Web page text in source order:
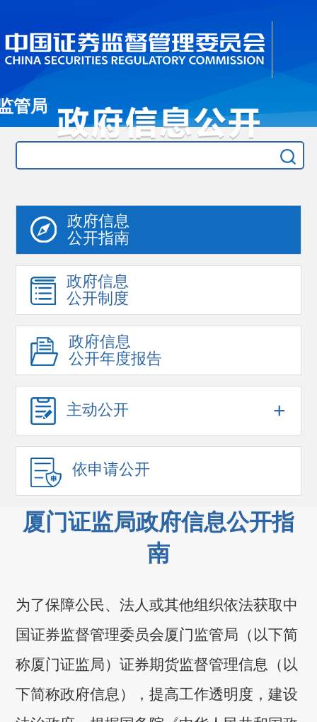
管局
政府信息
公开指南
政府信息
公开制度
政府信息
公开年度报告
主动公开 +
依申请公开
厦门证监局政府信息公开指
南
为了保障公民、法人或其他组织依法获取中
国证券监督管理委员会厦门监管局（以下简
称厦门证监局）证券期货监督管理信息（以
下简称政府信息），提高工作透明度，建设